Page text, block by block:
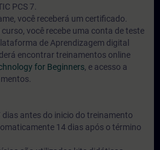
PCS 7.
você receberá um certificado.
você recebe uma conta de teste
de Aprendizagem digital
encontrar treinamentos online
for Beginners, e acesso a
dias antes do inicio do treinamento
14 dias após o término